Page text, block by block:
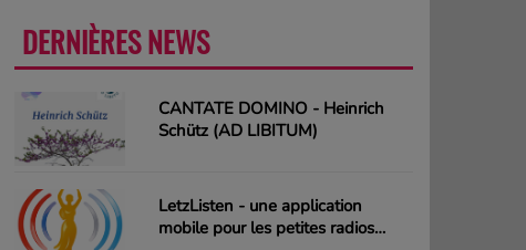
DERNIÈRES NEWS
CANTATE DOMINO - Heinrich
Schütz (AD LIBITUM)
LetzListen - une application
mobile pour les petites radios